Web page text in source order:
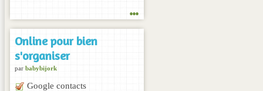
...
Online pour bien
s'organiser
par babybijork
Google contacts